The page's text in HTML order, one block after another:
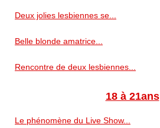
Deux jolies lesbiennes se...
Belle blonde amatrice...
Rencontre de deux lesbiennes...
18 à 21ans
Le phénomène du Live Show...